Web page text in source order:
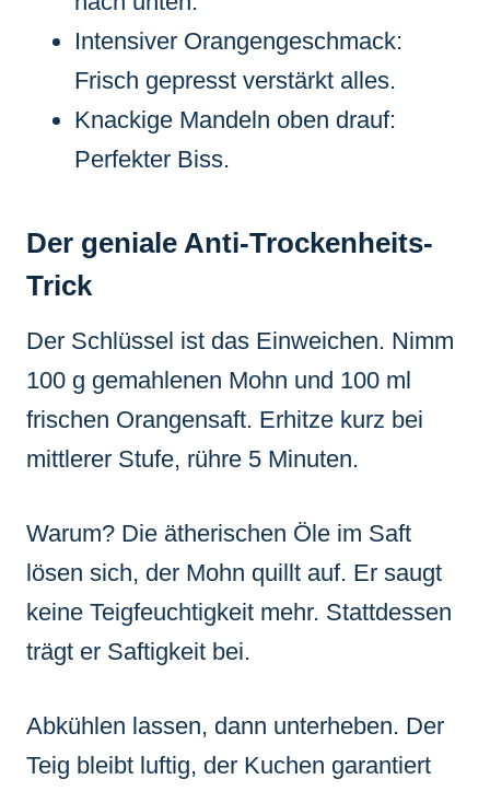
Intensiver Orangengeschmack:
Frisch gepresst verstärkt alles.
Knackige Mandeln oben drauf:
Perfekter Biss.
Der geniale Anti-Trockenheits-
Trick
Der Schlüssel ist das Einweichen. Nimm
100 g gemahlenen Mohn und 100 ml
frischen Orangensaft. Erhitze kurz bei
mittlerer Stufe, rühre 5 Minuten.
Warum? Die ätherischen Öle im Saft
lösen sich, der Mohn quillt auf. Er saugt
keine Teigfeuchtigkeit mehr. Stattdessen
trägt er Saftigkeit bei.
Abkühlen lassen, dann unterheben. Der
Teig bleibt luftig, der Kuchen garantiert